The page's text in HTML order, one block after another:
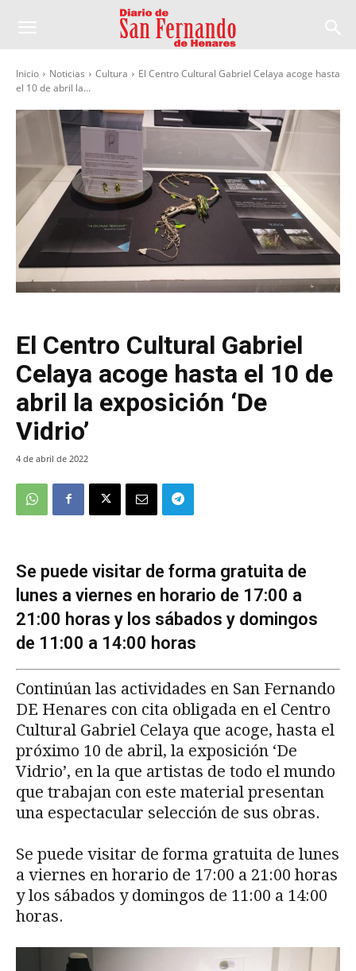
Inicio Noticias Cultura
El Centro Cultural Gabriel Celaya acoge hasta
el 10 de abril la...
El Centro Cultural Gabriel
Celaya acoge hasta el 10 de
abril la exposición ‘De
Vidrio’
4 de abril de 2022
Se puede visitar de forma gratuita de
lunes a viernes en horario de 17:00 a
21:00 horas y los sábados y domingos
de 11:00 a 14:00 horas
Continúan las actividades en San Fernando
DE Henares con cita obligada en el Centro
Cultural Gabriel Celaya que acoge, hasta el
próximo 10 de abril, la exposición ‘De
Vidrio’, en la que artistas de todo el mundo
que trabajan con este material presentan
una espectacular selección de sus obras.
Se puede visitar de forma gratuita de lunes
a viernes en horario de 17:00 a 21:00 horas
y los sábados y domingos de 11:00 a 14:00
horas.